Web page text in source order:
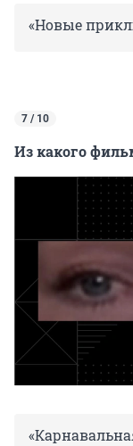
«Новые
7 / 10
Из какого